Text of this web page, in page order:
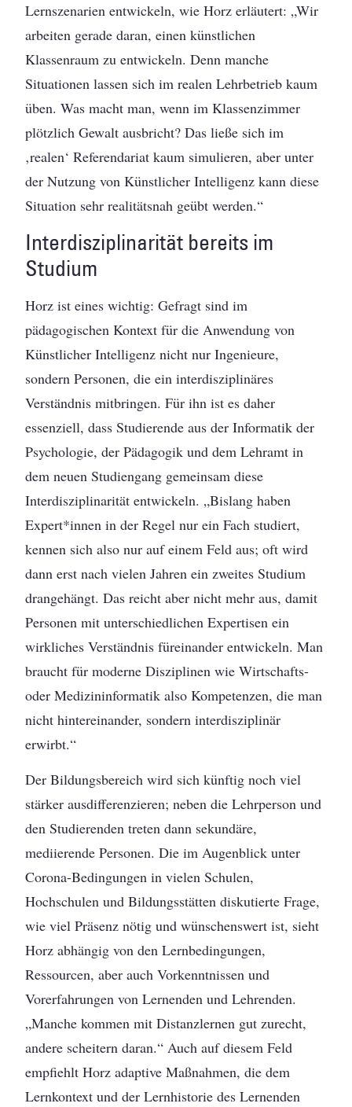
Lernszenarien entwickeln, wie Horz erläutert: „Wir
arbeiten gerade daran, einen künstlichen
Klassenraum zu entwickeln. Denn manche
Situationen lassen sich im realen Lehrbetrieb kaum
üben. Was macht man, wenn im Klassenzimmer
plötzlich Gewalt ausbricht? Das ließe sich im
‚realen‘ Referendariat kaum simulieren, aber unter
der Nutzung von Künstlicher Intelligenz kann diese
Situation sehr realitätsnah geübt werden.“
Interdisziplinarität bereits im
Studium
Horz ist eines wichtig: Gefragt sind im
pädagogischen Kontext für die Anwendung von
Künstlicher Intelligenz nicht nur Ingenieure,
sondern Personen, die ein interdisziplinäres
Verständnis mitbringen. Für ihn ist es daher
essenziell, dass Studierende aus der Informatik der
Psychologie, der Pädagogik und dem Lehramt in
dem neuen Studiengang gemeinsam diese
Interdisziplinarität entwickeln. „Bislang haben
Expert*innen in der Regel nur ein Fach studiert,
kennen sich also nur auf einem Feld aus; oft wird
dann erst nach vielen Jahren ein zweites Studium
drangehängt. Das reicht aber nicht mehr aus, damit
Personen mit unterschiedlichen Expertisen ein
wirkliches Verständnis füreinander entwickeln. Man
braucht für moderne Disziplinen wie Wirtschafts-
oder Medizininformatik also Kompetenzen, die man
nicht hintereinander, sondern interdisziplinär
erwirbt.“
Der Bildungsbereich wird sich künftig noch viel
stärker ausdifferenzieren; neben die Lehrperson und
den Studierenden treten dann sekundäre,
mediierende Personen. Die im Augenblick unter
Corona-Bedingungen in vielen Schulen,
Hochschulen und Bildungsstätten diskutierte Frage,
wie viel Präsenz nötig und wünschenswert ist, sieht
Horz abhängig von den Lernbedingungen,
Ressourcen, aber auch Vorkenntnissen und
Vorerfahrungen von Lernenden und Lehrenden.
„Manche kommen mit Distanzlernen gut zurecht,
andere scheitern daran.“ Auch auf diesem Feld
empfiehlt Horz adaptive Maßnahmen, die dem
Lernkontext und der Lernhistorie des Lernenden